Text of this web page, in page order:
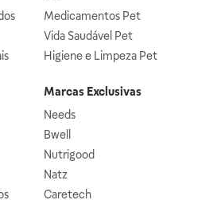
Medicamentos Pet
Vida Saudável Pet
Higiene e Limpeza Pet
Marcas Exclusivas
Needs
Bwell
Nutrigood
Natz
Caretech